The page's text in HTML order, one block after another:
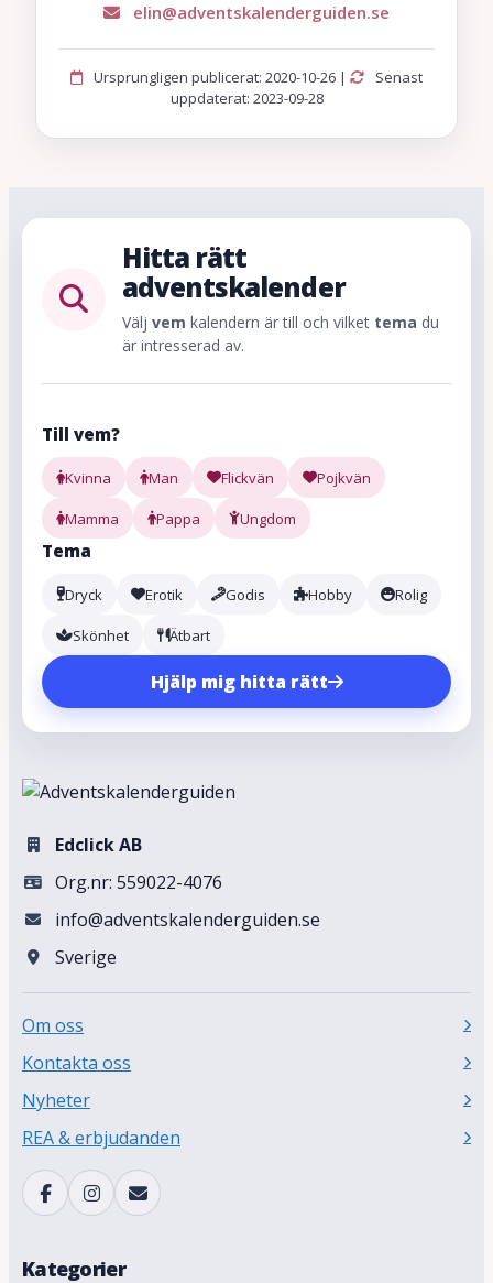
elin@adventskalenderguiden.se
Ursprungligen publicerat: 2020-10-26 |
Senast
uppdaterat: 2023-09-28
Hitta rätt
adventskalender
Välj vem kalendern är till och vilket tema du
är intresserad av.
Till vem?
Kvinna Man Flickvän Pojkvän
Mamma Pappa Ungdom
Tema
Dryck Erotik Godis Hobby Rolig
Skönhet Ätbart
Hjälp mig hitta rätt
Edclick AB
Org.nr: 559022-4076
info@adventskalenderguiden.se
Sverige
Om oss
Kontakta oss
Nyheter
REA & erbjudanden
Kategorier